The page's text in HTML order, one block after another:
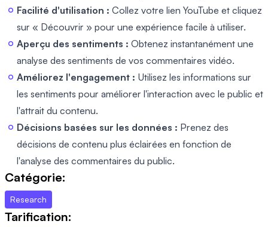
Facilité d'utilisation : Collez votre lien YouTube et cliquez
sur « Découvrir » pour une expérience facile à utiliser.
Aperçu des sentiments : Obtenez instantanément une
analyse des sentiments de vos commentaires vidéo.
Améliorez l'engagement : Utilisez les informations sur
les sentiments pour améliorer l'interaction avec le public et
l'attrait du contenu.
Décisions basées sur les données : Prenez des
décisions de contenu plus éclairées en fonction de
l'analyse des commentaires du public.
Catégorie:
Research
Tarification: